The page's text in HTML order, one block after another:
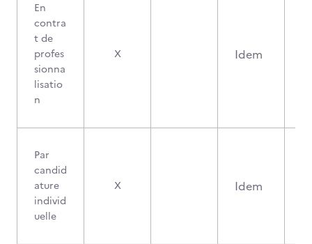
En
contra
t de
profes
sionna
lisatio
n
X Idem
Par
candid
ature
individ
uelle
X Idem